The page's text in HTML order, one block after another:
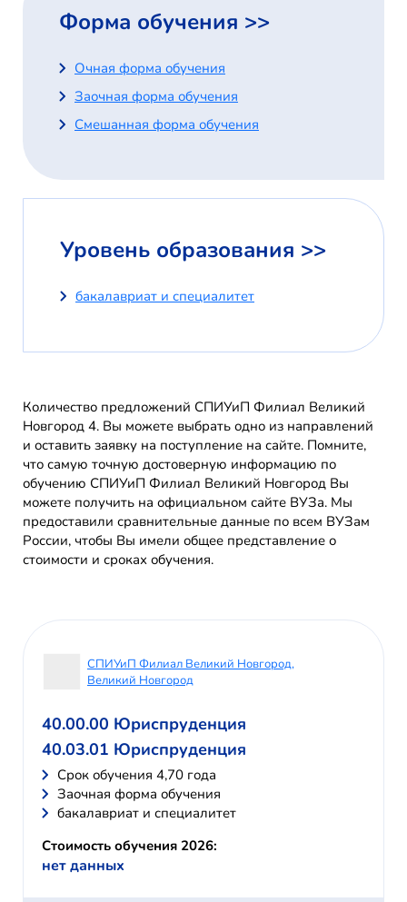
Форма обучения >>
Очная форма обучения
Заочная форма обучения
Смешанная форма обучения
Уровень образования >>
бакалавриат и специалитет
Количество предложений СПИУиП Филиал Великий
Новгород 4. Вы можете выбрать одно из направлений
и оставить заявку на поступление на сайте. Помните,
что самую точную достоверную информацию по
обучению СПИУиП Филиал Великий Новгород Вы
можете получить на официальном сайте ВУЗа. Мы
предоставили сравнительные данные по всем ВУЗам
России, чтобы Вы имели общее представление о
стоимости и сроках обучения.
СПИУиП Филиал Великий Новгород,
Великий Новгород
40.00.00 Юриспруденция
40.03.01 Юриспруденция
Cрок обучения 4,70 года
Заочная форма обучения
бакалавриат и специалитет
Стоимость обучения 2026:
нет данных